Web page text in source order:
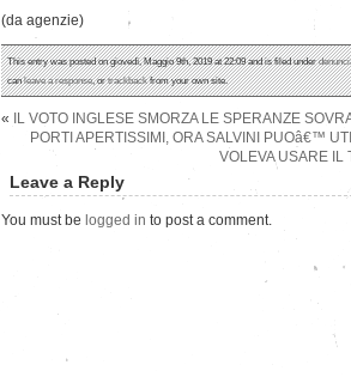
(da agenzie)
This entry was posted on giovedì, Maggio 9th, 2019 at 22:09 and is filed under
canleave a response, ortrackbackfrom your own site.
«
IL VOTO INGLESE SMORZA LE SPERANZE
PORTI APERTISSIMI, ORA SALVINI PUOâ€™
VOLEVA USARE IL
Leave a Reply
You must be logged in to post a comment.